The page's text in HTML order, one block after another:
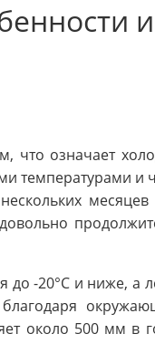
что означает
температурами и
месяцев
до -20°C и ниже, а
около 500 мм в